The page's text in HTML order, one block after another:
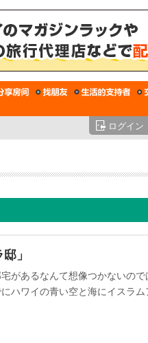
ログイン
」
があるなんて想像つかないの
ハワイの青い空と海にイスラ